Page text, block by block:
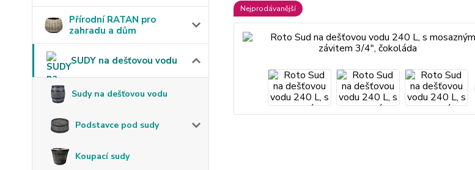
Přírodní RATAN pro
zahradu a dům
SUDY na dešťovou vodu
Sudy na dešťovou vodu
Podstavce pod sudy
Koupací sudy
Nejprodávanější